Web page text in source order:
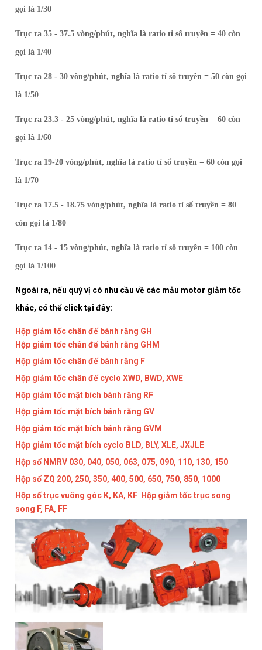
gọi là 1/30
Trục ra 35 - 37.5 vòng/phút, nghĩa là ratio tỉ số truyền = 40 còn
gọi là 1/40
Trục ra 28 - 30 vòng/phút, nghĩa là ratio tỉ số truyền = 50 còn gọi
là 1/50
Trục ra 23.3 - 25 vòng/phút, nghĩa là ratio tỉ số truyền = 60 còn
gọi là 1/60
Trục ra 19-20 vòng/phút, nghĩa là ratio tỉ số truyền = 60 còn gọi
là 1/70
Trục ra 17.5 - 18.75 vòng/phút, nghĩa là ratio tỉ số truyền = 80
còn gọi là 1/80
Trục ra 14 - 15 vòng/phút, nghĩa là ratio tỉ số truyền = 100 còn
gọi là 1/100
Ngoài ra, nếu quý vị có nhu cầu về các mẫu motor giảm tốc
khác, có thể click tại đây:
Hộp giảm tốc chân đế bánh răng GH
Hộp giảm tốc chân đế bánh răng GHM
Hộp giảm tốc chân đế bánh răng F
Hộp giảm tốc chân đế cyclo XWD, BWD, XWE
Hộp giảm tốc mặt bích bánh răng RF
Hộp giảm tốc mặt bích bánh răng GV
Hộp giảm tốc mặt bích bánh răng GVM
Hộp giảm tốc mặt bích cyclo BLD, BLY, XLE, JXJLE
Hộp số NMRV 030, 040, 050, 063, 075, 090, 110, 130, 150
Hộp số ZQ 200, 250, 350, 400, 500, 650, 750, 850, 1000
Hộp số trục vuông góc K, KA, KF Hộp giảm tốc trục song
song F, FA, FF